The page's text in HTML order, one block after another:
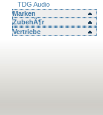
TDG Audio
Marken
ZubehÃ¶r
Vertriebe